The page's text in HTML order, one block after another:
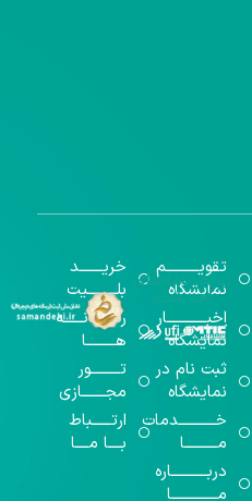
تقویــــــــــم
نمایشگاه
اخبــــــــــــار
نمایشگاه
ثبت نام در
نمایشگاه
خـــــــــــدمات
مــــــــــا
دربـــــــــــاره
مــــــــــــــا
خریـــــــد
بلـــــــــیت
رســـــانــــــه
هـــــــــا
تـــــــــور
مجـــــــازی
ارتــــــباط
بــــا مــــا
گواهینامه‌های
اخذ شده